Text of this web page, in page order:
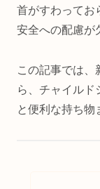
首がすわってお
安全への配慮が
この記事では、
ら、チャイルド
と便利な持ち物